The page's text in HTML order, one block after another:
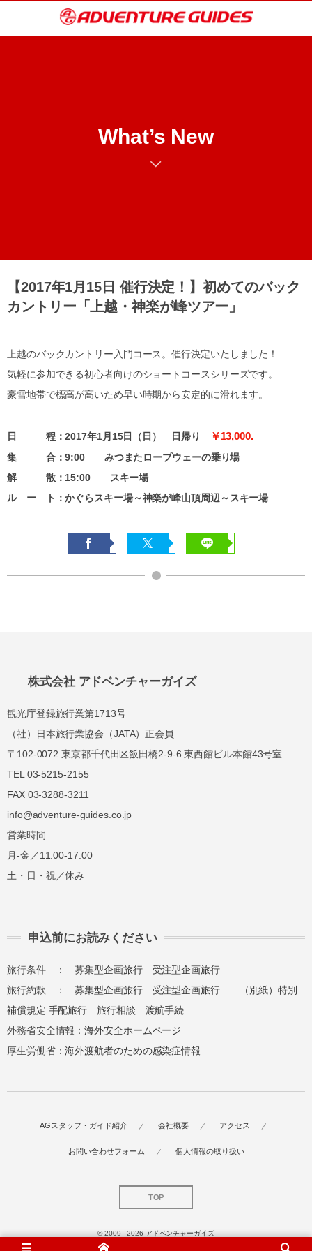
What’s New
【2017年1月15日 催行決定！】初めてのバック
カントリー「上越・神楽が峰ツアー」
上越のバックカントリー入門コース。催行決定いたしました！
気軽に参加できる初心者向けのショートコースシリーズです。
豪雪地帯で標高が高いため早い時期から安定的に滑れます。
日 程：2017年1月15日（日） 日帰り ￥13,000.
集 合：9:00 みつまたロープウェーの乗り場
解 散：15:00 スキー場
ル ー ト：かぐらスキー場～神楽が峰山頂周辺～スキー場
株式会社 アドベンチャーガイズ
観光庁登録旅行業第1713号
（社）日本旅行業協会（JATA）正会員
〒102-0072 東京都千代田区飯田橋2-9-6 東西館ビル本館43号室
TEL 03-5215-2155
FAX 03-3288-3211
info@adventure-guides.co.jp
営業時間
月-金／11:00-17:00
土・日・祝／休み
申込前にお読みください
旅行条件 ：募集型企画旅行
受注型企画旅行
旅行約款 ：募集型企画旅行 受注型企画旅行
（別紙）特別
補償規定 手配旅行 旅行相談
渡航手続
外務省安全情報：海外安全ホームページ
厚生労働省：海外渡航者のための感染症情報
AGスタッフ・ガイド紹介 会社概要 アクセス
お問い合わせフォーム 個人情報の取り扱い
TOP
© 2009 - 2026 アドベンチャーガイズ